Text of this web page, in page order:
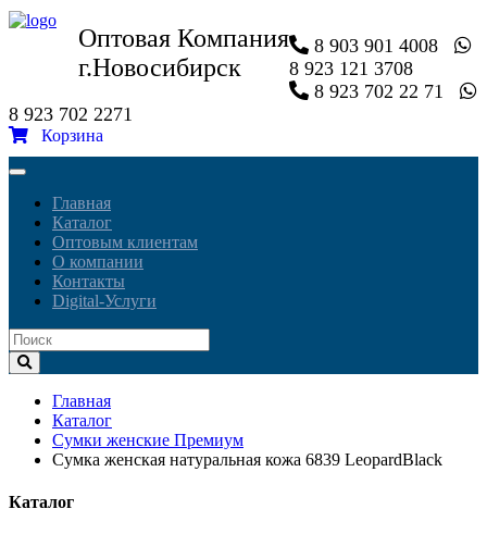
Оптовая Компания
г.Новосибирск
8 903 901 4008
8 923 121 3708
8 923 702 22 71
8 923 702 2271
Корзина
Toggle
navigationГлавная
Каталог
Оптовым клиентам
О компании
Контакты
Digital-Услуги
Главная
Каталог
Сумки женские Премиум
Сумка женская натуральная кожа 6839 LeopardBlack
Каталог